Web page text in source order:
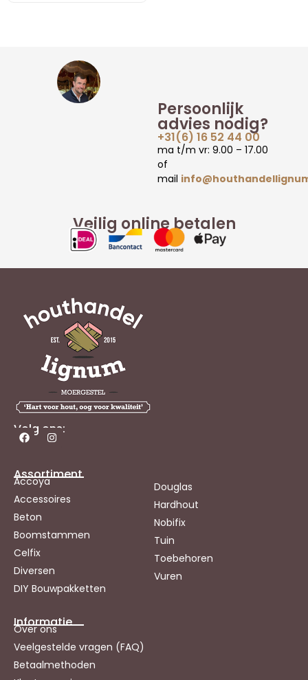
Veilig online betalen
Persoonlijk
advies nodig?
+31(6) 16 52 44 00
ma t/m vr: 9.00 – 17.00
of
mail
Volg ons:
Assortiment
Accoya
Accessoires
Beton
Boomstammen
Celfix
Diversen
DIY Bouwpakketten
Douglas
Hardhout
Nobifix
Tuin
Toebehoren
Vuren
Informatie
Over ons
Veelgestelde vragen (FAQ)
Betaalmethoden